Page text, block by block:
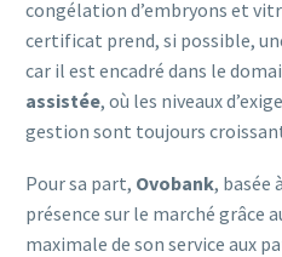
congélation d’embryons et
certificat prend, si possible,
car il est encadré dans le
assistée, où les niveaux
gestion sont toujours
Pour sa part, Ovobank, basée à
présence sur le marché grâce
maximale de son service aux